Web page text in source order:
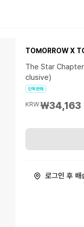
TOMORROW X
The Star
clusive)
단독판매
KRW₩34,163
로그인 후 배